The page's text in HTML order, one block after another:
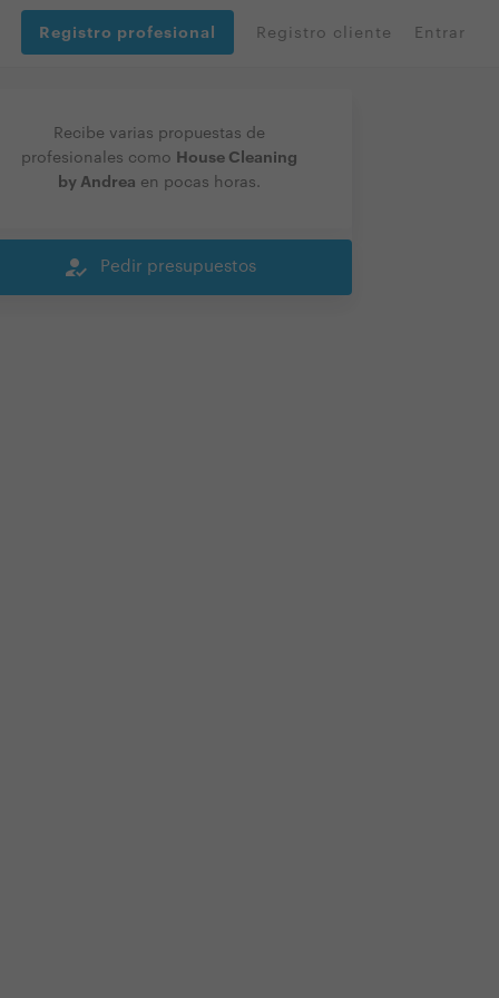
Registro profesional Registro cliente Entrar
Recibe varias propuestas de
profesionales como House Cleaning
by Andrea en pocas horas.
how_to_reg Pedir presupuestos